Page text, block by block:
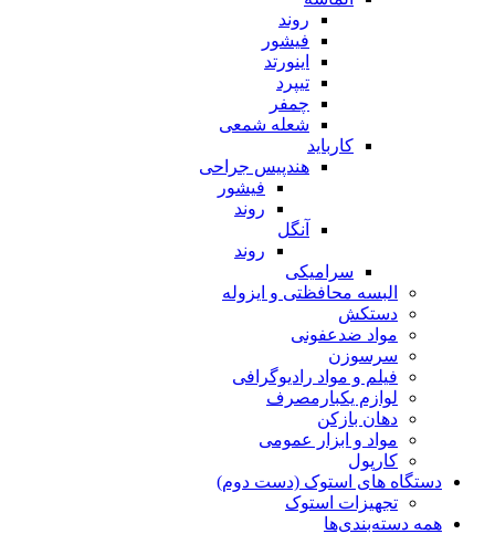
روند
فیشور
اینورتد
تیپرد
چمفر
شعله شمعی
کارباید
هندپیس جراحی
فیشور
روند
آنگل
روند
سرامیکی
البسه محافظتی و ایزوله
دستکش
مواد ضدعفونی
سرسوزن
فیلم و مواد رادیوگرافی
لوازم یکبارمصرف
دهان بازکن
مواد و ابزار عمومی
کارپول
دستگاه های استوک (دست دوم)
تجهیزات استوک
همه دسته‌بندی‌ها